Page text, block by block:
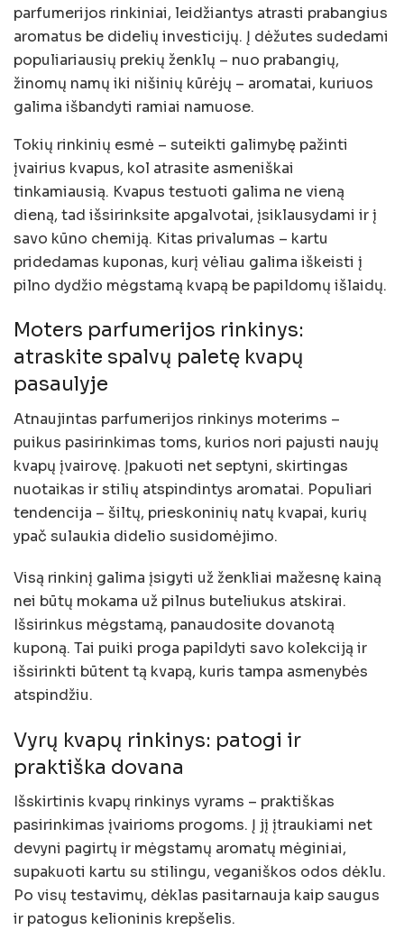
parfumerijos rinkiniai, leidžiantys atrasti prabangius
aromatus be didelių investicijų. Į dėžutes sudedami
populiariausių prekių ženklų – nuo prabangių,
žinomų namų iki nišinių kūrėjų – aromatai, kuriuos
galima išbandyti ramiai namuose.
Tokių rinkinių esmė – suteikti galimybę pažinti
įvairius kvapus, kol atrasite asmeniškai
tinkamiausią. Kvapus testuoti galima ne vieną
dieną, tad išsirinksite apgalvotai, įsiklausydami ir į
savo kūno chemiją. Kitas privalumas – kartu
pridedamas kuponas, kurį vėliau galima iškeisti į
pilno dydžio mėgstamą kvapą be papildomų išlaidų.
Moters parfumerijos rinkinys:
atraskite spalvų paletę kvapų
pasaulyje
Atnaujintas parfumerijos rinkinys moterims –
puikus pasirinkimas toms, kurios nori pajusti naujų
kvapų įvairovę. Įpakuoti net septyni, skirtingas
nuotaikas ir stilių atspindintys aromatai. Populiari
tendencija – šiltų, prieskoninių natų kvapai, kurių
ypač sulaukia didelio susidomėjimo.
Visą rinkinį galima įsigyti už ženkliai mažesnę kainą
nei būtų mokama už pilnus buteliukus atskirai.
Išsirinkus mėgstamą, panaudosite dovanotą
kuponą. Tai puiki proga papildyti savo kolekciją ir
išsirinkti būtent tą kvapą, kuris tampa asmenybės
atspindžiu.
Vyrų kvapų rinkinys: patogi ir
praktiška dovana
Išskirtinis kvapų rinkinys vyrams – praktiškas
pasirinkimas įvairioms progoms. Į jį įtraukiami net
devyni pagirtų ir mėgstamų aromatų mėginiai,
supakuoti kartu su stilingu, veganiškos odos dėklu.
Po visų testavimų, dėklas pasitarnauja kaip saugus
ir patogus kelioninis krepšelis.